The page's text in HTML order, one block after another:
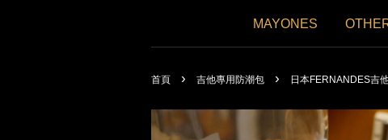
MAYONES
首頁 › 吉他專用防潮包 › 日本FERNANDES吉